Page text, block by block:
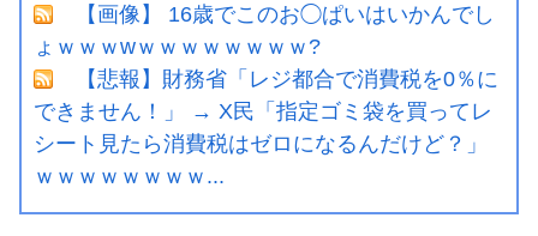
【画像】 16歳でこのお◯ぱいはいかんでし
ょｗｗｗwｗｗｗｗｗｗｗｗ?
【悲報】財務省「レジ都合で消費税を0％に
できません！」 → X民「指定ゴミ袋を買ってレ
シート見たら消費税はゼロになるんだけど？」
ｗｗｗｗｗｗｗｗ...